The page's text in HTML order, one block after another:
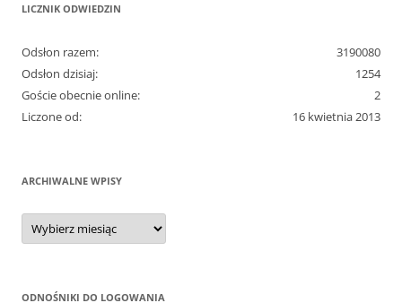
LICZNIK ODWIEDZIN
3190080
Odsłon razem:
1254
Odsłon dzisiaj:
2
Goście obecnie online:
16 kwietnia 2013
Liczone od:
ARCHIWALNE WPISY
Archiwalne
wpisy
ODNOŚNIKI DO LOGOWANIA